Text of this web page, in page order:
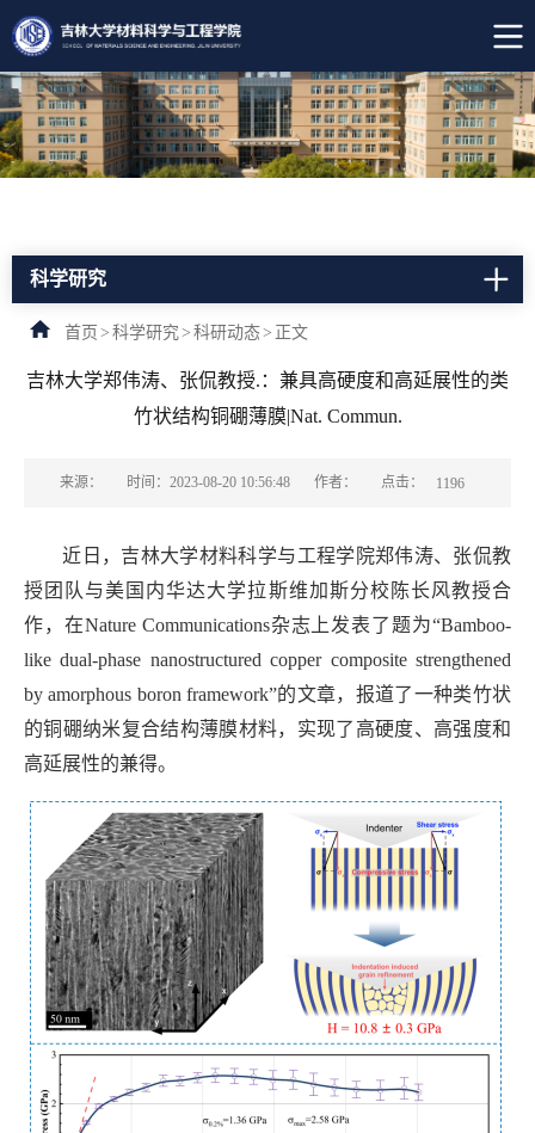
科学研究
首页 > 科学研究 > 科研动态> 正文
吉林大学郑伟涛、张侃教授.：兼具高硬度和高延展性的类
竹状结构铜硼薄膜|Nat. Commun.
来源： 时间：2023-08-20 10:56:48 作者： 点击： 1196
近日，吉林大学材料科学与工程学院郑伟涛、张侃教
授团队与美国内华达大学拉斯维加斯分校陈长风教授合
作，在Nature Communications杂志上发表了题为“Bamboo-
like dual-phase nanostructured copper composite strengthened
by amorphous boron framework”的文章，报道了一种类竹状
的铜硼纳米复合结构薄膜材料，实现了高硬度、高强度和
高延展性的兼得。